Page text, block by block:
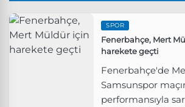
SPOR
Fenerbahçe, Mert
harekete geçti
Fenerbahçe'de
Samsunspor
performansıyla